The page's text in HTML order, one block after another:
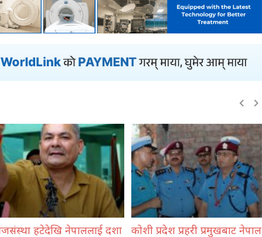
कोशी प्रदेश प्रहरी प्रमुखबाट नेपाल
भेडेटारबाट ६४७ किलो गाँजासहित